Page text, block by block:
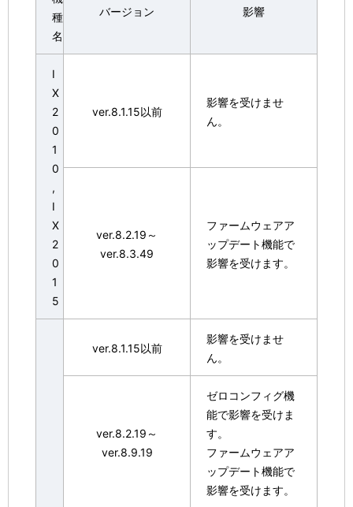
種
名
バージョン 影響
I
X
2
0
1
0
,
I
X
2
0
1
5
ver.8.1.15以前
影響を受けませ
ん。
ver.8.2.19～
ver.8.3.49
ファームウェアア
ップデート機能で
影響を受けます。
ver.8.1.15以前
影響を受けませ
ん。
ver.8.2.19～
ver.8.9.19
ゼロコンフィグ機
能で影響を受けま
す。
ファームウェアア
ップデート機能で
影響を受けます。